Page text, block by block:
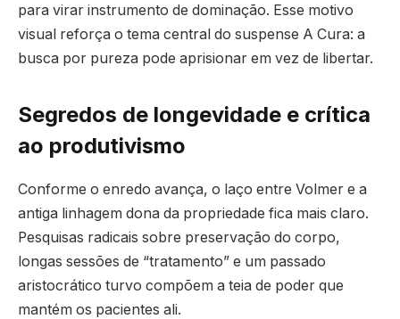
para virar instrumento de dominação. Esse motivo
visual reforça o tema central do suspense A Cura: a
busca por pureza pode aprisionar em vez de libertar.
Segredos de longevidade e crítica
ao produtivismo
Conforme o enredo avança, o laço entre Volmer e a
antiga linhagem dona da propriedade fica mais claro.
Pesquisas radicais sobre preservação do corpo,
longas sessões de “tratamento” e um passado
aristocrático turvo compõem a teia de poder que
mantém os pacientes ali.